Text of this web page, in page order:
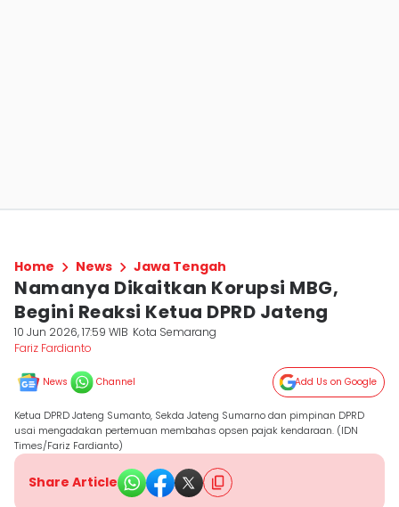
Home News Jawa Tengah
Namanya Dikaitkan Korupsi MBG,
Begini Reaksi Ketua DPRD Jateng
10 Jun 2026, 17:59 WIB Kota Semarang
Fariz Fardianto
News Channel Add Us on Google
Ketua DPRD Jateng Sumanto, Sekda Jateng Sumarno dan pimpinan DPRD
usai mengadakan pertemuan membahas opsen pajak kendaraan. (IDN
Times/Fariz Fardianto)
Share Article